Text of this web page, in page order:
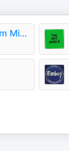
OMMM: Our Museum Mindfulness Meditation